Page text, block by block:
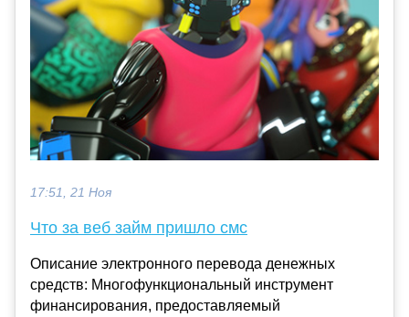
17:51, 21 Ноя
Что за веб займ пришло смс
Описание электронного перевода денежных
средств: Многофункциональный инструмент
финансирования, предоставляемый